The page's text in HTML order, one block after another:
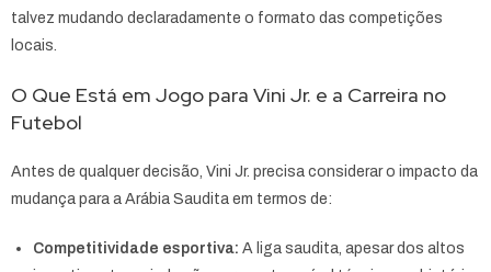
talvez mudando declaradamente o formato das competições
locais.
O Que Está em Jogo para Vini Jr. e a Carreira no
Futebol
Antes de qualquer decisão, Vini Jr. precisa considerar o impacto da
mudança para a Arábia Saudita em termos de:
Competitividade esportiva: A liga saudita, apesar dos altos